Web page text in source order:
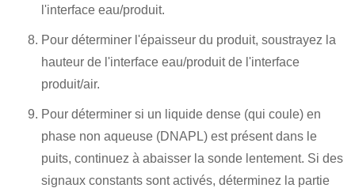
l'interface eau/produit.
Pour déterminer l'épaisseur du produit, soustrayez la
hauteur de l'interface eau/produit de l'interface
produit/air.
Pour déterminer si un liquide dense (qui coule) en
phase non aqueuse (DNAPL) est présent dans le
puits, continuez à abaisser la sonde lentement. Si des
signaux constants sont activés, déterminez la partie